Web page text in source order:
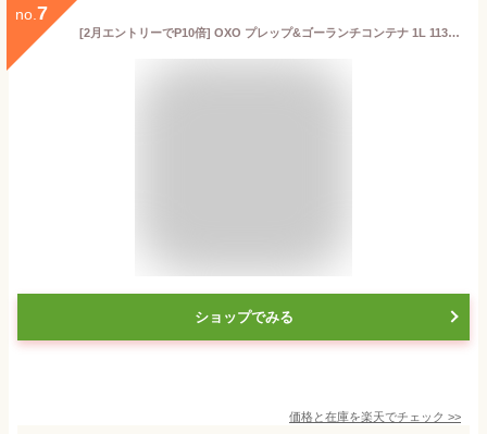
no. 7
[2月エントリーでP10倍] OXO プレップ&ゴーランチコンテナ 1L 11301600 国内正規品 オクソー 保存容器 キャニスター コンテナ 冷凍 冷蔵 保存 電子レンジ 作り置き 持ち運び 収納 収納ケース 中身が見える パッキン 液漏れしない 密封容器 密封 食洗機対応 漏れない
ショップでみる
価格と在庫を楽天でチェック >>